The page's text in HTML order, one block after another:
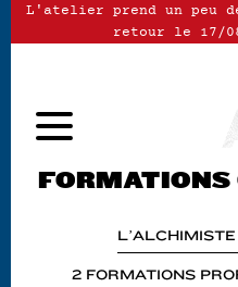
L'atelier prend un peu
retour le 17/
2 FORMATIONS